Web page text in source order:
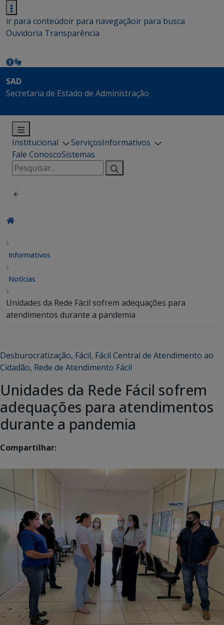
ir para conteúdoir para navegaçãoir para busca
Ouvidoria Transparência
SAD
Secretaria de Estado de Administração
Institucional ServiçosInformativos
Fale ConoscoSistemas
Pesquisar
por:
Informativos
Notícias
Unidades da Rede Fácil sofrem adequações para
atendimentos durante a pandemia
Desburocratização, Fácil, Fácil Central de Atendimento ao
Cidadão, Rede de Atendimento Fácil
Unidades da Rede Fácil sofrem
adequações para atendimentos
durante a pandemia
Compartilhar: